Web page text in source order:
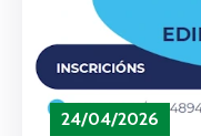
24/04/2026